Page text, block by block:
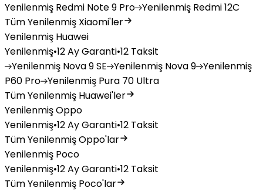
Yenilenmiş Redmi Note 9 Pro Yenilenmiş Redmi 12C
Tüm Yenilenmiş Xiaomi'ler
Yenilenmiş Huawei
Yenilenmiş•12 Ay Garanti•12 Taksit
Yenilenmiş Nova 9 SE Yenilenmiş Nova 9 Yenilenmiş
P60 Pro Yenilenmiş Pura 70 Ultra
Tüm Yenilenmiş Huawei'ler
Yenilenmiş Oppo
Yenilenmiş•12 Ay Garanti•12 Taksit
Tüm Yenilenmiş Oppo'lar
Yenilenmiş Poco
Yenilenmiş•12 Ay Garanti•12 Taksit
Tüm Yenilenmiş Poco'lar